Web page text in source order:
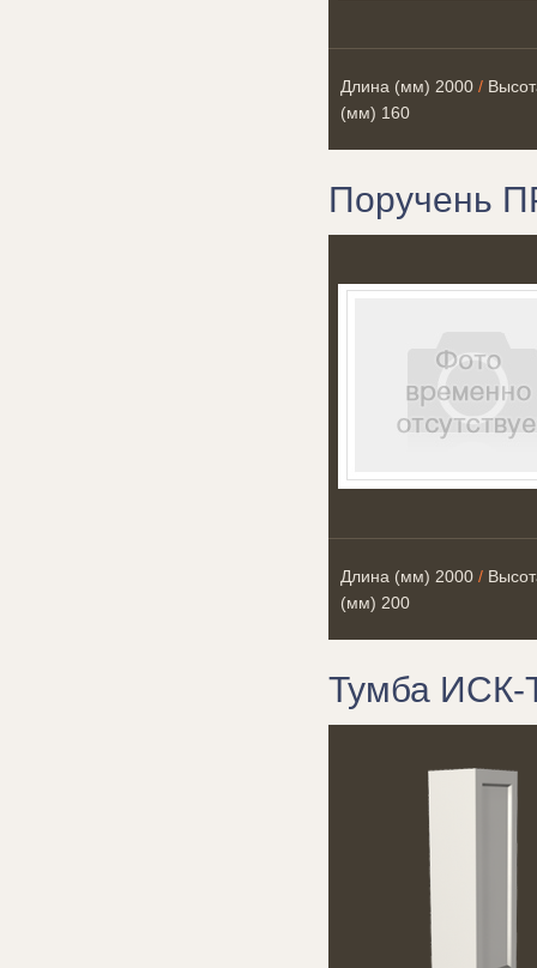
Длина (мм) 2000 /
(мм) 160
Поручень
Длина (мм) 2000 /
(мм) 200
Тумба ИСК-